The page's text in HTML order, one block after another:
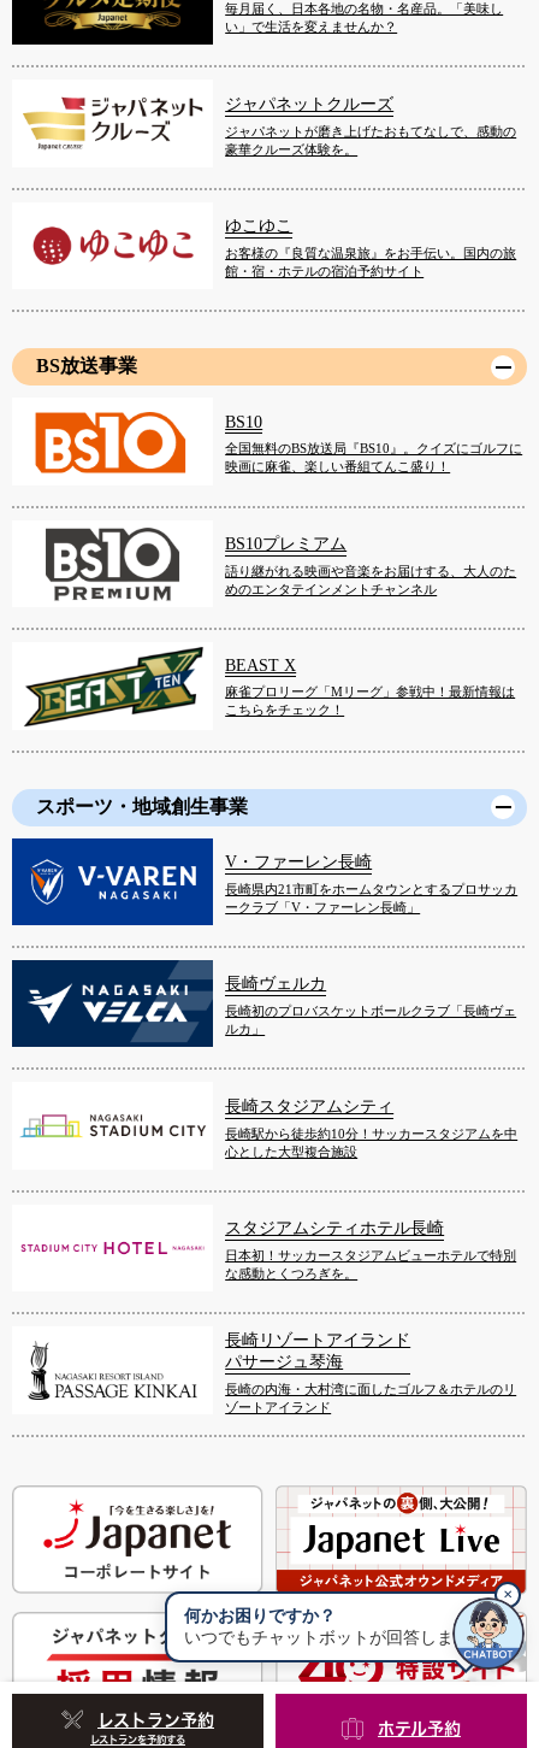
レストラン予約
レストランを予約する
ホテル予約
何かお困りですか？
いつでもチャットボットが回答します
✕
毎月届く、日本各地の名物・名産品。「美味し
い」で生活を変えませんか？
ジャパネットクルーズ
ジャパネットが磨き上げたおもてなしで、感動の
豪華クルーズ体験を。
ゆこゆこ
お客様の『良質な温泉旅』をお手伝い。国内の旅
館・宿・ホテルの宿泊予約サイト
BS放送事業
BS10
全国無料のBS放送局『BS10』。クイズにゴルフに
映画に麻雀、楽しい番組てんこ盛り！
BS10プレミアム
語り継がれる映画や音楽をお届けする、大人のた
めのエンタテインメントチャンネル
BEAST X
麻雀プロリーグ「Mリーグ」参戦中！最新情報は
こちらをチェック！
スポーツ・地域創生事業
V・ファーレン長崎
長崎県内21市町をホームタウンとするプロサッカ
ークラブ「V・ファーレン長崎」
長崎ヴェルカ
長崎初のプロバスケットボールクラブ「長崎ヴェ
ルカ」
長崎スタジアムシティ
長崎駅から徒歩約10分！サッカースタジアムを中
心とした大型複合施設
スタジアムシティホテル長崎
日本初！サッカースタジアムビューホテルで特別
な感動とくつろぎを。
長崎リゾートアイランド
パサージュ琴海
長崎の内海・大村湾に面したゴルフ＆ホテルのリ
ゾートアイランド